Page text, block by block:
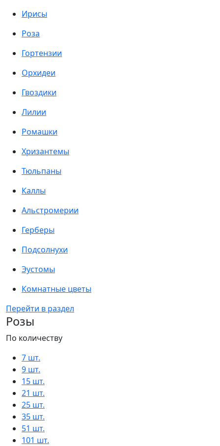
Ирисы
Роза
Гортензии
Орхидеи
Гвоздики
Лилии
Ромашки
Хризантемы
Тюльпаны
Каллы
Альстромерии
Герберы
Подсолнухи
Эустомы
Комнатные цветы
Перейти в раздел
Розы
По количеству
7 шт.
9 шт.
15 шт.
21 шт.
25 шт.
35 шт.
51 шт.
101 шт.